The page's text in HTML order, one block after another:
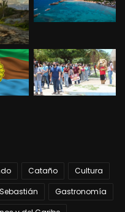
Cataño
Cultura
Gastronomía